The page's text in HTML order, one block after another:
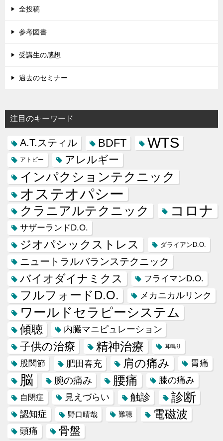
全投稿
参考図書
受講生の感想
過去のセミナー
注目のキーワード
A.T.スティル BDFT WTS
アトピー アレルギー
インパクションテクニック
オステオパシー
クラニアルテクニック コロナ
サザーランドD.O.
ジオパシックストレス ダライアンD.O.
ニュートラルバランステクニック
バイオダイナミクス フライマンD.O.
フルフォードD.O. メカニカルリンク
ワールドセラピーシステム
傾聴 内臓マニピュレーション
子供の治療 精神治療 耳鳴り
股関節 肥田春充 肩の痛み 胃痛
脳 腕の痛み 腰痛 膝の痛み
自閉症 見えづらい 触診 診断
認知症 野口晴哉 難聴 電磁波
頭痛 骨盤